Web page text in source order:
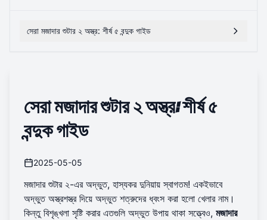
সেরা মজাদার শুটার ২ অস্ত্র: শীর্ষ ৫ বন্দুক গাইড
সেরা মজাদার শুটার ২ অস্ত্র: শীর্ষ ৫
বন্দুক গাইড
2025-05-05
মজাদার শুটার ২-এর অদ্ভুত, হাস্যকর দুনিয়ায় স্বাগতম! একইভাবে
অদ্ভুত অস্ত্রশস্ত্র দিয়ে অদ্ভুত শত্রুদের ধ্বংস করা হলো খেলার নাম।
কিন্তু বিশৃঙ্খলা সৃষ্টি করার এতগুলি অদ্ভুত উপায় থাকা সত্ত্বেও, মজাদার